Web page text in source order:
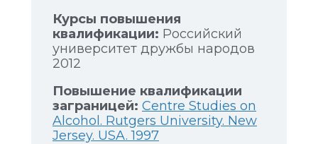
Курсы повышения
квалификации: Российский
университет дружбы народов
2012
Повышение квалификации
заграницей: Centre Studies on
Alcohol. Rutgers University. New
Jersey. USA. 1997